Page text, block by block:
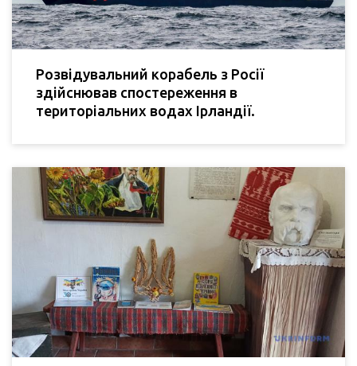
Розвідувальний корабель з Росії
здійснював спостереження в
територіальних водах Ірландії.